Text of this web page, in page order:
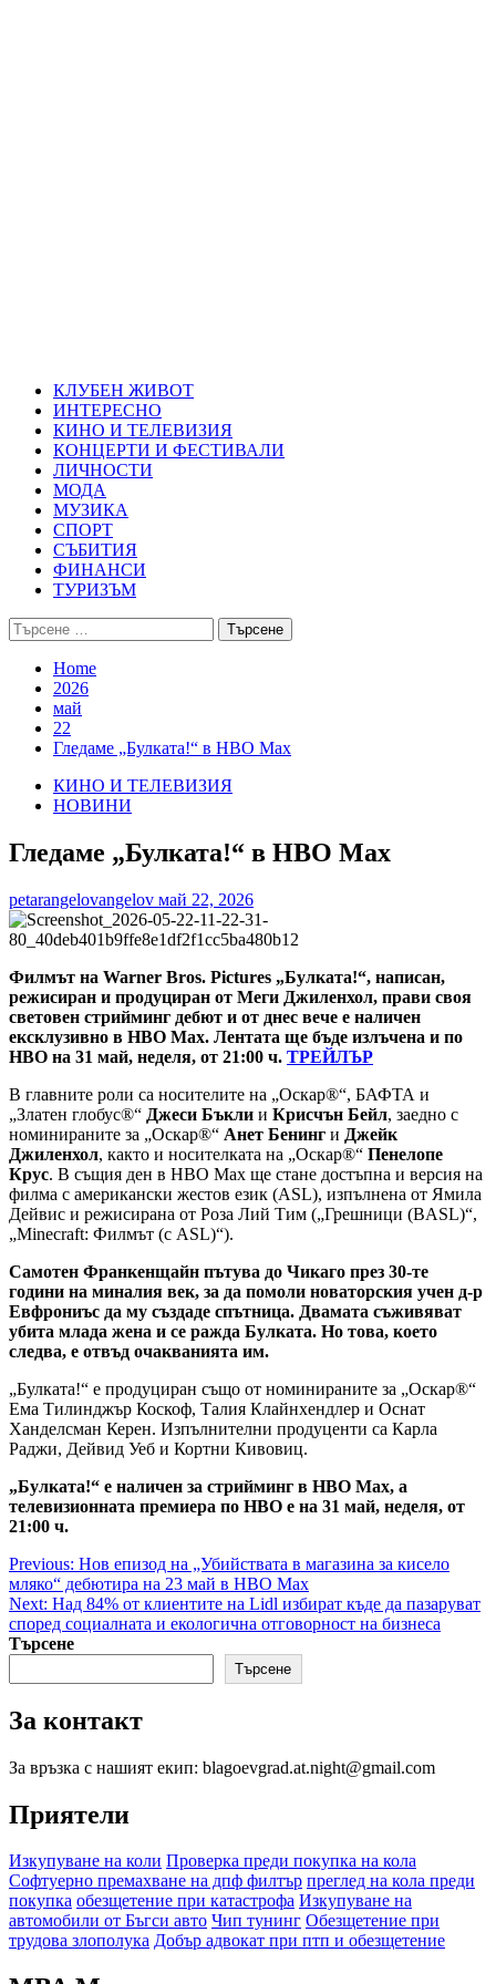
КЛУБЕН ЖИВОТ
ИНТЕРЕСНО
КИНО И ТЕЛЕВИЗИЯ
КОНЦЕРТИ И ФЕСТИВАЛИ
ЛИЧНОСТИ
МОДА
МУЗИКА
СПОРТ
СЪБИТИЯ
ФИНАНСИ
ТУРИЗЪМ
Търсене
за:
Home
2026
май
22
Гледаме „Булката!“ в HBO Max
КИНО И ТЕЛЕВИЗИЯ
НОВИНИ
Гледаме „Булката!“ в HBO Max
petarangelovangelov май 22, 2026
Филмът на Warner Bros. Pictures „Булката!“, написан,
режисиран и продуциран от Меги Джиленхол, прави своя
световен стрийминг дебют и от днес вече е наличен
ексклузивно в HBO Max. Лентата ще бъде излъчена и по
HBO на 31 май, неделя, от 21:00 ч. ТРЕЙЛЪР
В главните роли са носителите на „Оскар®“, БАФТА и
„Златен глобус®“ Джеси Бъкли и Крисчън Бейл, заедно с
номинираните за „Оскар®“ Анет Бенинг и Джейк
Джиленхол, както и носителката на „Оскар®“ Пенелопе
Крус. В същия ден в HBO Max ще стане достъпна и версия на
филма с американски жестов език (ASL), изпълнена от Ямила
Дейвис и режисирана от Роза Лий Тим („Грешници (BASL)“,
„Minecraft: Филмът (с ASL)“).
Самотен Франкенщайн пътува до Чикаго през 30-те
години на миналия век, за да помоли новаторския учен д-р
Евфрониъс да му създаде спътница. Двамата съживяват
убита млада жена и се ражда Булката. Но това, което
следва, е отвъд очакванията им.
„Булката!“ е продуциран също от номинираните за „Оскар®“
Ема Тилинджър Коскоф, Талия Клайнхендлер и Оснат
Ханделсман Керен. Изпълнителни продуценти са Карла
Раджи, Дейвид Уеб и Кортни Кивовиц.
„Булката!“ е наличен за стрийминг в HBO Max, а
телевизионната премиера по HBO е на 31 май, неделя, от
21:00 ч.
Post
navigation
Previous: Нов епизод на „Убийствата в магазина за кисело
мляко“ дебютира на 23 май в HBO Max
Next: Над 84% от клиентите на Lidl избират къде да пазаруват
според социалната и екологична отговорност на бизнеса
Търсене
Търсене
За контакт
За връзка с нашият екип: blagoevgrad.at.night@gmail.com
Приятели
Изкупуване на коли Проверка преди покупка на кола
Софтуерно премахване на дпф филтър преглед на кола преди
покупка обезщетение при катастрофа Изкупуване на
автомобили от Бъгси авто Чип тунинг Обезщетение при
трудова злополука Добър адвокат при птп и обезщетение